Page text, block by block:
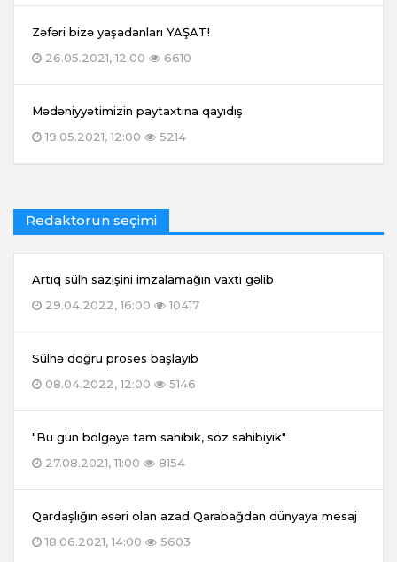
Zəfəri bizə yaşadanları YAŞAT!
26.05.2021, 12:00
6610
Mədəniyyətimizin paytaxtına qayıdış
19.05.2021, 12:00
5214
Redaktorun seçimi
Artıq sülh sazişini imzalamağın vaxtı gəlib
29.04.2022, 16:00
10417
Sülhə doğru proses başlayıb
08.04.2022, 12:00
5146
"Bu gün bölgəyə tam sahibik, söz sahibiyik"
27.08.2021, 11:00
8154
Qardaşlığın əsəri olan azad Qarabağdan dünyaya mesaj
18.06.2021, 14:00
5603